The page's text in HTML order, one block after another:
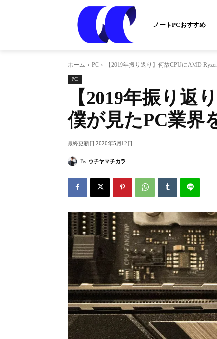
ノートPCおすすめ
ホーム PC 【2019年振り返り】何故CPUにAMD
PC
【2019年振り返
僕が見たPC業界
最終更新日 2020年5月12日
By ウチヤマチカラ